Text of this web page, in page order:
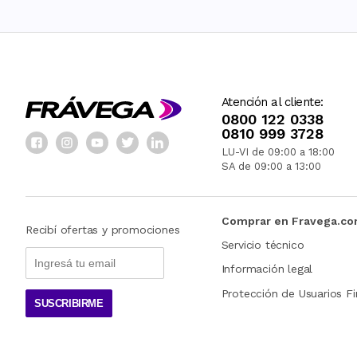
Atención al cliente:
0800 122 0338
0810 999 3728
LU-VI de 09:00 a 18:00
SA de 09:00 a 13:00
Recibí ofertas y promociones
SUSCRIBIRME
Comprar en
Servicio técnico
Información legal
Protección de Usuarios